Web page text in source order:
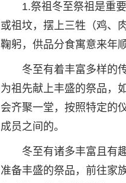
1.祭祖冬至祭祖是重
或祖坟，摆上三牲（鸡、
鞠躬，供品分食寓意来年
冬至有着丰富多样的
为祖先献上丰盛的祭品，
会齐聚一堂，按照特定的
成员之间的。
冬至有诸多丰富且有
准备丰盛的祭品，前往家